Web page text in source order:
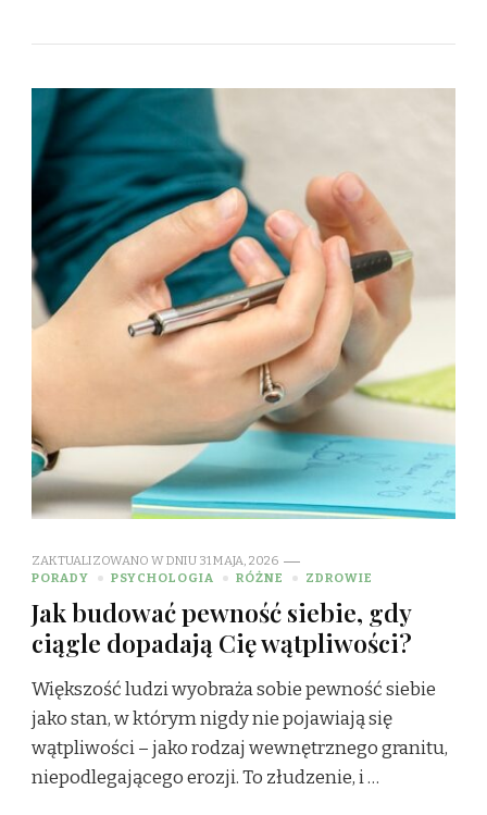
ZAKTUALIZOWANO W DNIU 31 MAJA, 2026
PORADY
PSYCHOLOGIA RÓŻNE ZDROWIE
Jak budować pewność siebie, gdy
ciągle dopadają Cię wątpliwości?
Większość ludzi wyobraża sobie pewność siebie
jako stan, w którym nigdy nie pojawiają się
wątpliwości – jako rodzaj wewnętrznego granitu,
niepodlegającego erozji. To złudzenie, i …